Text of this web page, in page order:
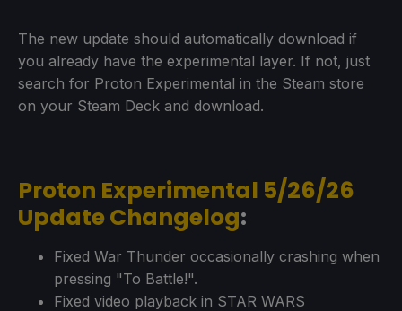
The new update should automatically download if
you already have the experimental layer. If not, just
search for Proton Experimental in the Steam store
on your Steam Deck and download.
Proton Experimental 5/26/26
Update Changelog:
Fixed War Thunder occasionally crashing when
pressing "To Battle!".
Fixed video playback in STAR WARS